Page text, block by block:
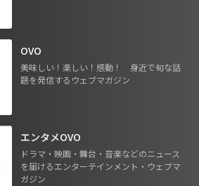
OVO
美味しい！楽しい！感動！ 身近で旬な話
題を発信するウェブマガジン
エンタメOVO
ドラマ・映画・舞台・音楽などのニュース
を届けるエンターテインメント・ウェブマ
ガジン